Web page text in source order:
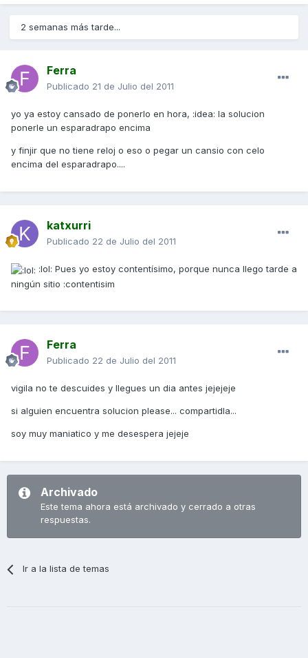
2 semanas más tarde...
Ferra
Publicado 21 de Julio del 2011
yo ya estoy cansado de ponerlo en hora, :idea: la solucion
ponerle un esparadrapo encima
y finjir que no tiene reloj o eso o pegar un cansio con celo
encima del esparadrapo....
katxurri
Publicado 22 de Julio del 2011
:lol: Pues yo estoy contentísimo, porque nunca llego tarde a
ningún sitio :contentisim
Ferra
Publicado 22 de Julio del 2011
vigila no te descuides y llegues un dia antes jejejeje
si alguien encuentra solucion please... compartidla...
soy muy maniatico y me desespera jejeje
Archivado
Este tema ahora está archivado y cerrado a otras
respuestas.
Ir a la lista de temas